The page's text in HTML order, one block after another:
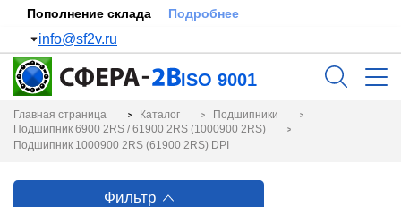
Пополнение склада Подробнее
info@sf2v.ru
ISO 9001
Главная страница Каталог
Подшипники
Подшипник 6900 2RS / 61900 2RS (1000900 2RS)
Подшипник 1000900 2RS (61900 2RS) DPI
Фильтр